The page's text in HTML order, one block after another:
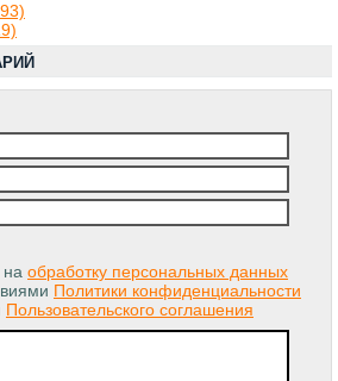
на обработку персональных данных
Политики конфиденциальности
Пользовательского соглашения